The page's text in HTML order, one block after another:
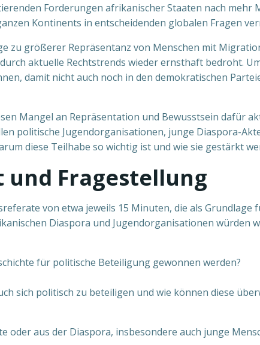
Forderungen afrikanischer Staaten nach mehr
Kontinents in entscheidenden globalen Fragen
zu größerer Repräsentanz von Menschen mit
aktuelle Rechtstrends wieder ernsthaft bedroht.
damit nicht auch noch in den demokratischen
Mangel an Repräsentation und Bewusstsein dafür
politische Jugendorganisationen, junge Diaspora-
diese Teilhabe so wichtig ist und wie sie gestärkt
Fragestellung
von etwa jeweils 15 Minuten, die als Grundlage
Diaspora und Jugendorganisationen würden
für politische Beteiligung gewonnen werden?
sich politisch zu beteiligen und wie können diese
oder aus der Diaspora, insbesondere auch junge